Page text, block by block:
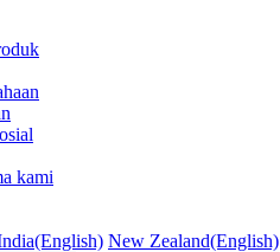
kami
New Zealand(English)